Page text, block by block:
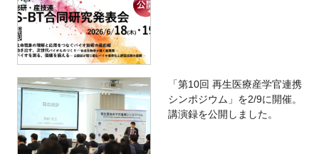
「第10回 再生医療産学官連携
シンポジウム」を2/9に開催。
講演録を公開しました。